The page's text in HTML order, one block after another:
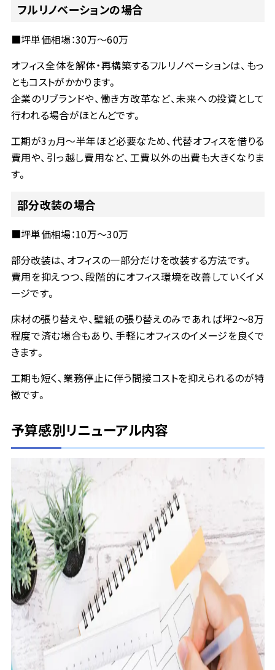
フルリノベーションの場合
■坪単価相場：30万～60万
オフィス全体を解体・再構築するフルリノベーションは、もっ
ともコストがかかります。
企業のリブランドや、働き方改革など、未来への投資として
行われる場合がほとんどです。
工期が3ヵ月～半年ほど必要なため、代替オフィスを借りる
費用や、引っ越し費用など、工費以外の出費も大きくなりま
す。
部分改装の場合
■坪単価相場：10万～30万
部分改装は、オフィスの一部分だけを改装する方法です。
費用を抑えつつ、段階的にオフィス環境を改善していくイメ
ージです。
床材の張り替えや、壁紙の張り替えのみであれば坪2～8万
程度で済む場合もあり、手軽にオフィスのイメージを良くで
きます。
工期も短く、業務停止に伴う間接コストを抑えられるのが特
徴です。
予算感別リニューアル内容